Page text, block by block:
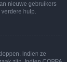
nieuwe gebruikers
hulp.
Indien ze